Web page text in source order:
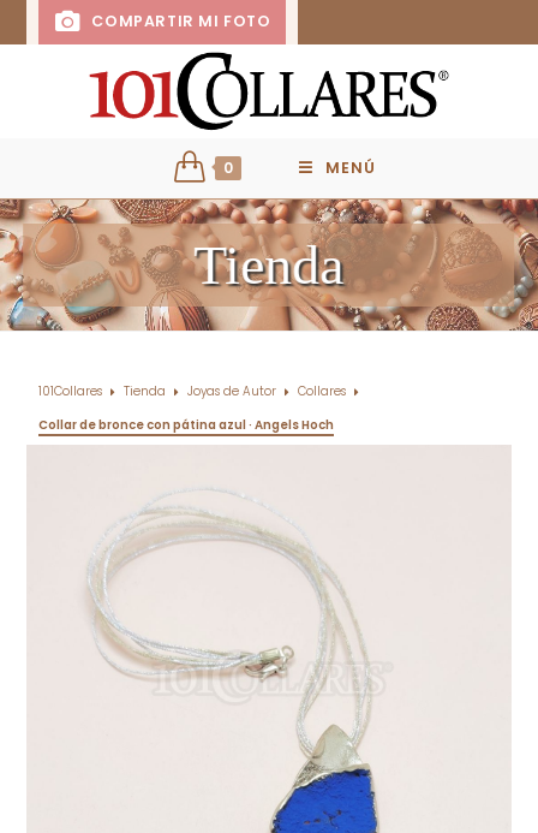
COMPARTIR MI FOTO
0 MENÚ
Tienda
101Collares Tienda Joyas de Autor
Collares
Collar de bronce con pátina azul · Angels Hoch